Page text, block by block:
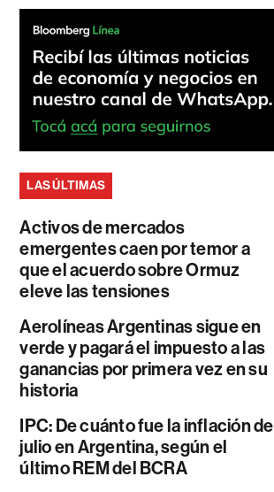
LAS ÚLTIMAS
Activos de mercados
emergentes caen por temor a
que el acuerdo sobre Ormuz
eleve las tensiones
Aerolíneas Argentinas sigue en
verde y pagará el impuesto a las
ganancias por primera vez en su
historia
IPC: De cuánto fue la inflación de
julio en Argentina, según el
último REM del BCRA